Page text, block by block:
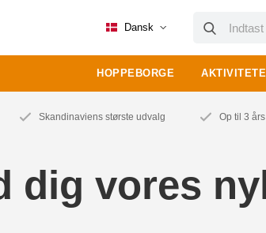
Dansk
HOPPEBORGE
Skandinaviens største udvalg Op til 3
dig vores